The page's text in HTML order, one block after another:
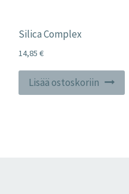
Silica Complex
14,85 €
Lisää ostoskoriin